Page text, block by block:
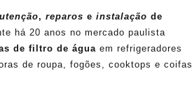
, reparos e instalação de
há 20 anos no mercado paulista
de filtro de água em refrigeradores
de roupa, fogões, cooktops e coifas